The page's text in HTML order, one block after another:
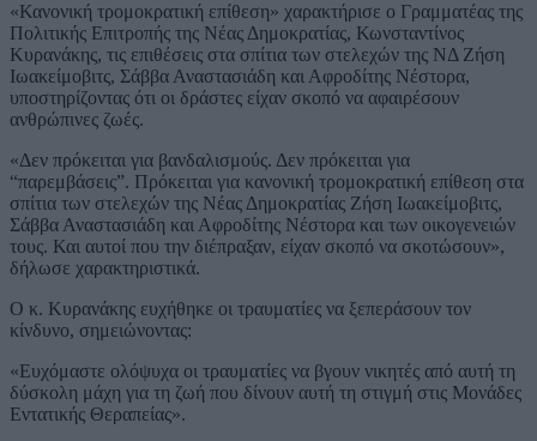
«Κανονική τρομοκρατική επίθεση» χαρακτήρισε ο Γραμματέας της
Πολιτικής Επιτροπής της Νέας Δημοκρατίας, Κωνσταντίνος
Κυρανάκης, τις επιθέσεις στα σπίτια των στελεχών της ΝΔ Ζήση
Ιωακείμοβιτς, Σάββα Αναστασιάδη και Αφροδίτης Νέστορα,
υποστηρίζοντας ότι οι δράστες είχαν σκοπό να αφαιρέσουν
ανθρώπινες ζωές.
«Δεν πρόκειται για βανδαλισμούς. Δεν πρόκειται για
“παρεμβάσεις”. Πρόκειται για κανονική τρομοκρατική επίθεση στα
σπίτια των στελεχών της Νέας Δημοκρατίας Ζήση Ιωακείμοβιτς,
Σάββα Αναστασιάδη και Αφροδίτης Νέστορα και των οικογενειών
τους. Και αυτοί που την διέπραξαν, είχαν σκοπό να σκοτώσουν»,
δήλωσε χαρακτηριστικά.
Ο κ. Κυρανάκης ευχήθηκε οι τραυματίες να ξεπεράσουν τον
κίνδυνο, σημειώνοντας:
«Ευχόμαστε ολόψυχα οι τραυματίες να βγουν νικητές από αυτή τη
δύσκολη μάχη για τη ζωή που δίνουν αυτή τη στιγμή στις Μονάδες
Εντατικής Θεραπείας».